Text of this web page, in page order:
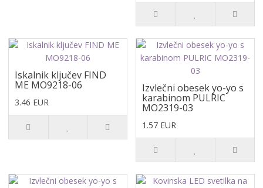
Iskalnik ključev FIND
ME MO9218-06
3.46 EUR
Izvlečni obesek yo-yo s
karabinom PULRIC
MO2319-03
1.57 EUR